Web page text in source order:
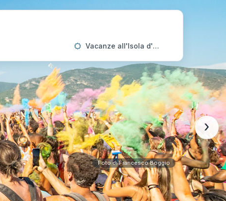
Vacanze all'Isola d'Elba
Foto di Francesco Boggio
›